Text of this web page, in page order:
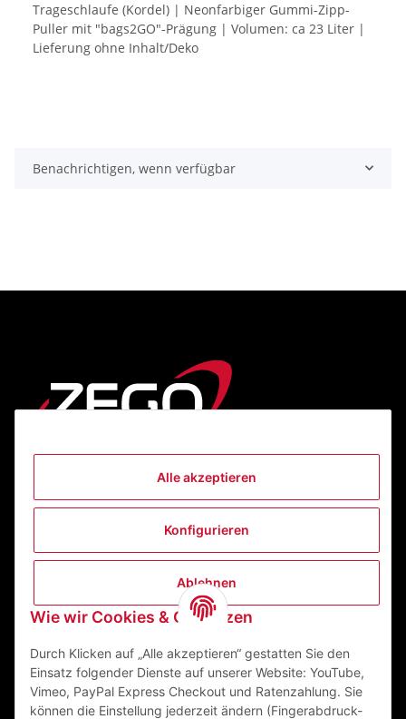
Alle akzeptieren
Konfigurieren
Ablehnen
Wie wir Cookies & Co nutzen
Durch Klicken auf „Alle akzeptieren“ gestatten Sie den
Einsatz folgender Dienste auf unserer Website: YouTube,
Vimeo, PayPal Express Checkout und Ratenzahlung. Sie
können die Einstellung jederzeit ändern (Fingerabdruck-
Trageschlaufe (Kordel) | Neonfarbiger Gummi-Zipp-
Puller mit "bags2GO"-Prägung | Volumen: ca 23 Liter |
Lieferung ohne Inhalt/Deko
Benachrichtigen, wenn verfügbar
Informationen
ZEGO Textilveredelungszentrum GmbH
63741 Aschaffenburg Deutschland
Mail:info@zego-tvz.de